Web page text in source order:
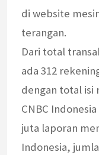
di website
terangan.
Dari total
ada 312
dengan total isi
CNBC
juta laporan
Indonesia,